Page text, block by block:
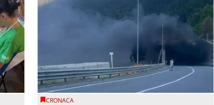
CRONACA